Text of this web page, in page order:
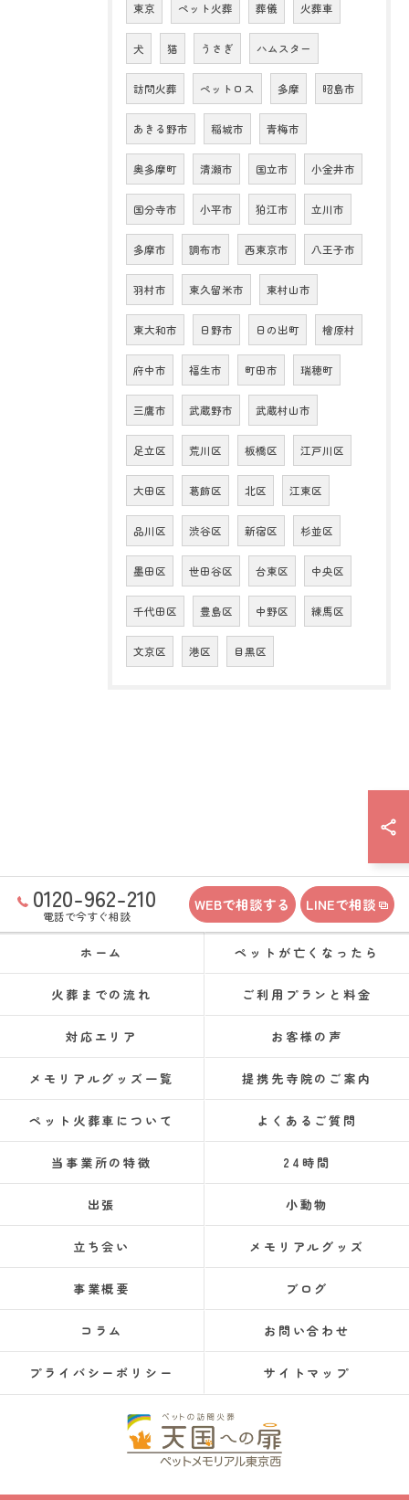
東京 ペット火葬 葬儀 火葬車
犬 猫 うさぎ ハムスター
訪問火葬 ペットロス 多摩 昭島市
あきる野市 稲城市 青梅市
奥多摩町 清瀬市 国立市 小金井市
国分寺市 小平市 狛江市 立川市
多摩市 調布市 西東京市 八王子市
羽村市 東久留米市 東村山市
東大和市 日野市 日の出町 檜原村
府中市 福生市 町田市 瑞穂町
三鷹市 武蔵野市 武蔵村山市
足立区 荒川区 板橋区 江戸川区
大田区 葛飾区 北区 江東区
品川区 渋谷区 新宿区 杉並区
墨田区 世田谷区 台東区 中央区
千代田区 豊島区 中野区 練馬区
文京区 港区 目黒区
0120-962-210
電話で今すぐ相談
WEBで相談する LINEで相談
ホーム ペットが亡くなったら
火葬までの流れ ご利用プランと料金
対応エリア お客様の声
メモリアルグッズ一覧 提携先寺院のご案内
ペット火葬車について よくあるご質問
当事業所の特徴 24時間
出張 小動物
立ち会い メモリアルグッズ
事業概要 ブログ
コラム お問い合わせ
プライバシーポリシー サイトマップ